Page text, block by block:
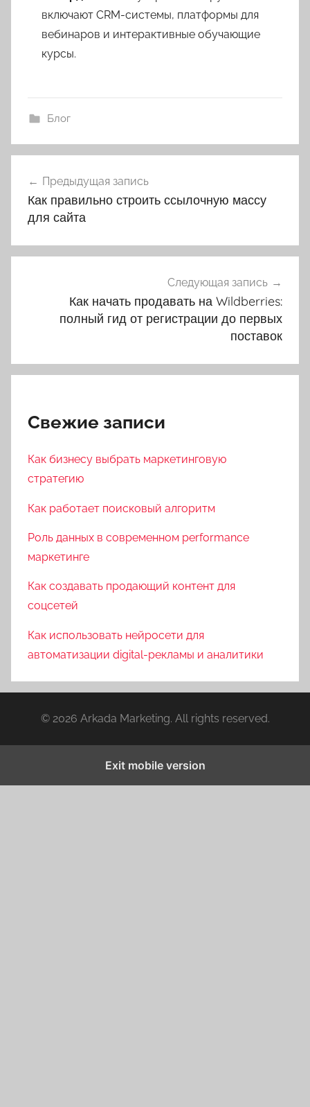
включают CRM-системы, платформы для
вебинаров и интерактивные обучающие
курсы.
Блог
по
записям
Предыдущая запись
Как правильно строить ссылочную массу
для сайта
Следующая запись
Как начать продавать на Wildberries:
полный гид от регистрации до первых
поставок
Свежие записи
Как бизнесу выбрать маркетинговую
стратегию
Как работает поисковый алгоритм
Роль данных в современном performance
маркетинге
Как создавать продающий контент для
соцсетей
Как использовать нейросети для
автоматизации digital-рекламы и аналитики
© 2026 Arkada Marketing. All rights reserved.
Exit mobile version